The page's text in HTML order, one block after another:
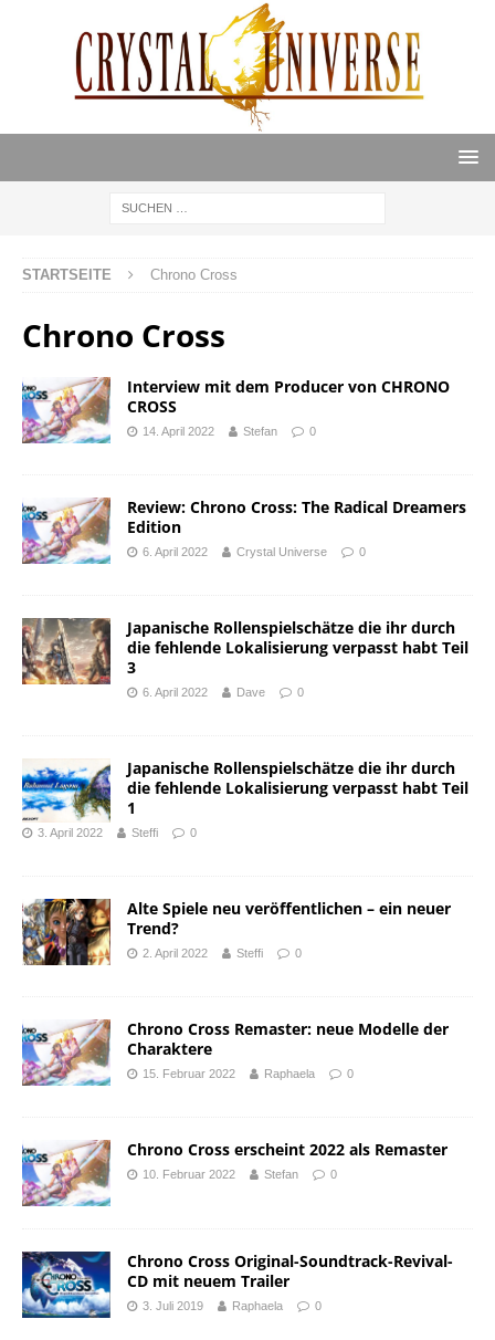
STARTSEITE Chrono Cross
Chrono Cross
Interview mit dem Producer von CHRONO
CROSS
14. April 2022 Stefan 0
Review: Chrono Cross: The Radical Dreamers
Edition
6. April 2022 Crystal Universe 0
Japanische Rollenspielschätze die ihr durch
die fehlende Lokalisierung verpasst habt Teil
3
6. April 2022 Dave 0
Japanische Rollenspielschätze die ihr durch
die fehlende Lokalisierung verpasst habt Teil
1
3. April 2022 Steffi 0
Alte Spiele neu veröffentlichen – ein neuer
Trend?
2. April 2022 Steffi 0
Chrono Cross Remaster: neue Modelle der
Charaktere
15. Februar 2022 Raphaela 0
Chrono Cross erscheint 2022 als Remaster
10. Februar 2022 Stefan 0
Chrono Cross Original-Soundtrack-Revival-
CD mit neuem Trailer
3. Juli 2019 Raphaela 0